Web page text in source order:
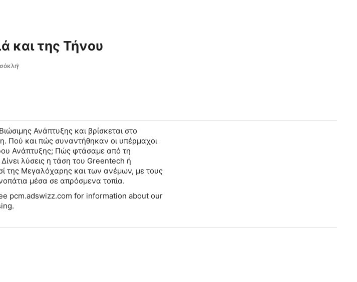
και της Τήνου
Ανάπτυξης και βρίσκεται στο
Πού και πώς συναντήθηκαν οι υπέρμαχοι
Ανάπτυξης; Πώς φτάσαμε από τη
λύσεις η τάση του Greentech ή
της Μεγαλόχαρης και των ανέμων, με τους
μέσα σε απρόσμενα τοπία.
pcm.adswizz.com for information about our